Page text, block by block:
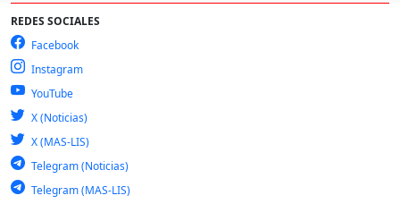
REDES SOCIALES
Facebook
Instagram
YouTube
X (Noticias)
X (MAS-LIS)
Telegram (Noticias)
Telegram (MAS-LIS)